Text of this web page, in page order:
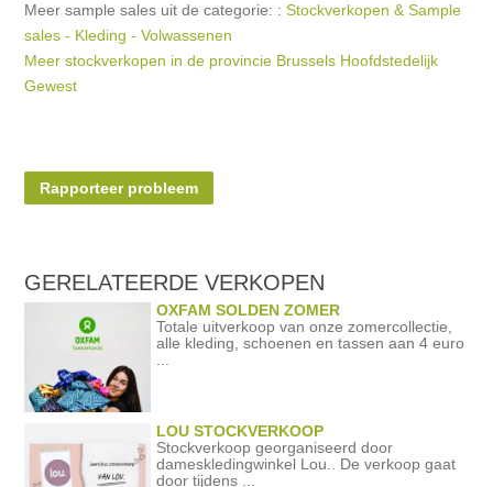
Meer sample sales uit de categorie: :Stockverkopen & Sample
sales - Kleding - Volwassenen
Meer stockverkopen in de provincie Brussels Hoofdstedelijk
Gewest
Rapporteer probleem
GERELATEERDEVERKOPEN
OXFAM SOLDEN ZOMER
Totale uitverkoop van onze zomercollectie,
alle kleding, schoenen en tassen aan 4 euro
LOU STOCKVERKOOP
Stockverkoop georganiseerd door
dameskledingwinkel Lou.. De verkoop gaat
door tijdens ...